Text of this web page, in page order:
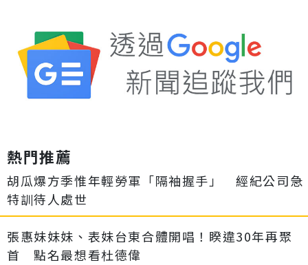
熱門推薦
胡瓜爆方季惟年輕勞軍「隔袖握手」 經紀公司急
特訓待人處世
張惠妹妹妹、表妹台東合體開唱！睽違30年再聚
首 點名最想看杜德偉